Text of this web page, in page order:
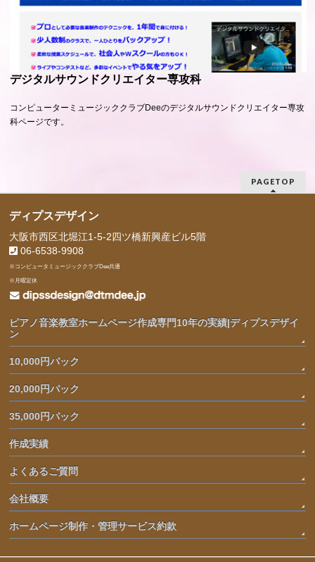
デジタルサウンドクリエイター専攻科
コンピューターミュージッククラブDeeのデジタルサウンドクリエイター専攻
科ページです。
PAGETOP
ディプスデザイン
大阪市西区北堀江1-5-2四ツ橋新興産ビル5階
06-6538-9908
※コンピュータミュージッククラブDee共通
※月曜定休
ピアノ音楽教室ホームページ作成専門10年の実績|ディプスデザイ
ン
10,000円パック
20,000円パック
35,000円パック
作成実績
よくあるご質問
会社概要
ホームページ制作・管理サービス約款